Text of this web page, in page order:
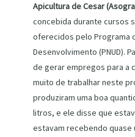
Apicultura de Cesar
concebida durante cursos
oferecidos pelo Programa
Desenvolvimento (PNUD).
de gerar empregos para a
muito de trabalhar neste
produziram uma boa
litros, e ele disse que
estavam recebendo quase